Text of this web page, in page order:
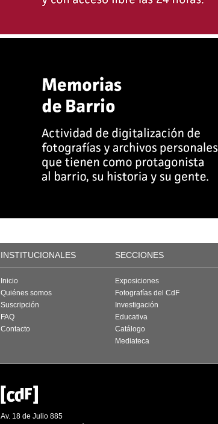
INSTITUCIONALES SECCIONES
Inicio
Quiénes somos
Suscripción
FAQ
Contacto
Exposiciones
Fotografías del CdF
Investigación
Educativa
Catálogo
Mediateca
Av. 18 de Julio 885